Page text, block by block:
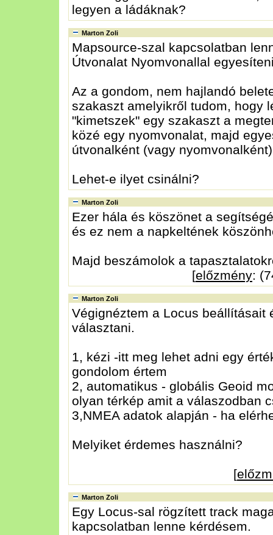
legyen a ládáknak?
Marton Zoli
Mapsource-szal kapcsolatban
Útvonalat Nyomvonallal
Az a gondom, nem hajlandó
szakaszt amelyikről tudom, hogy
"kimetszek" egy szakaszt a
közé egy nyomvonalat, majd
útvonalként (vagy
Lehet-e ilyet csinálni?
Marton Zoli
Ezer hála és köszönet a
és ez nem a napkeltének
Majd beszámolok a
[előzmény:
Marton Zoli
Végignéztem a Locus beállításait
választani.
1, kézi -itt meg lehet adni egy
gondolom értem
2, automatikus - globális Geoid
olyan térkép amit a válaszodban
3,NMEA adatok alapján - ha
Melyiket érdemes használni?
[
Marton Zoli
Egy Locus-sal rögzített track
kapcsolatban lenne kérdésem.